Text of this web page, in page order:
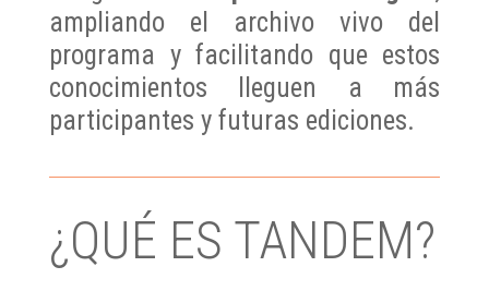
ampliando el archivo vivo del
programa y facilitando que estos
conocimientos lleguen a más
participantes y futuras ediciones.
¿QUÉ ES TANDEM?